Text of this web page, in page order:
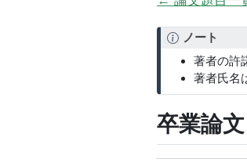
ノート
著者の許
著者氏名
卒業論文